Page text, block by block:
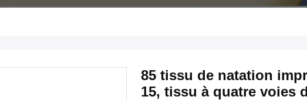
85 tissu de natation
15, tissu à quatre voies